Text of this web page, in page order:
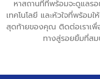
หาสถานที่ที่พร้อมจะดูแล
เทคโนโลยี และหัวใจที่พร้อ
สุดท้ายของคุณ ติดต่อเราเพื่
ทางสู่รอยยิ้มที่ส